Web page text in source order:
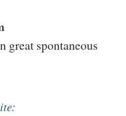
great spontaneous